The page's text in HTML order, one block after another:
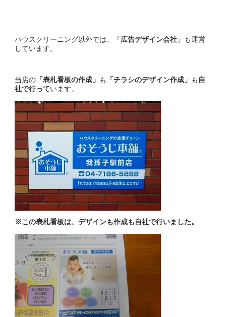
ハウスクリーニング以外では、 「広告デザイン会社」 も運営
しています。
当店の 「表札看板の作成」 も 「チラシのデザイン作成」 も 自
社で行っています。
※この表札看板は、デザインも作成も自社で行いました。